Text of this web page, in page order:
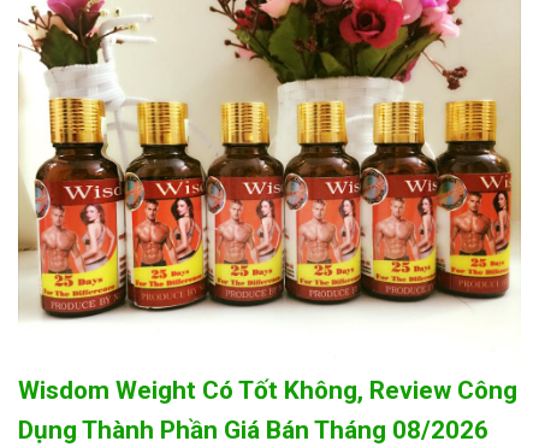
Wisdom Weight Có Tốt Không, Review Công
Dụng Thành Phần Giá Bán Tháng 08/2026